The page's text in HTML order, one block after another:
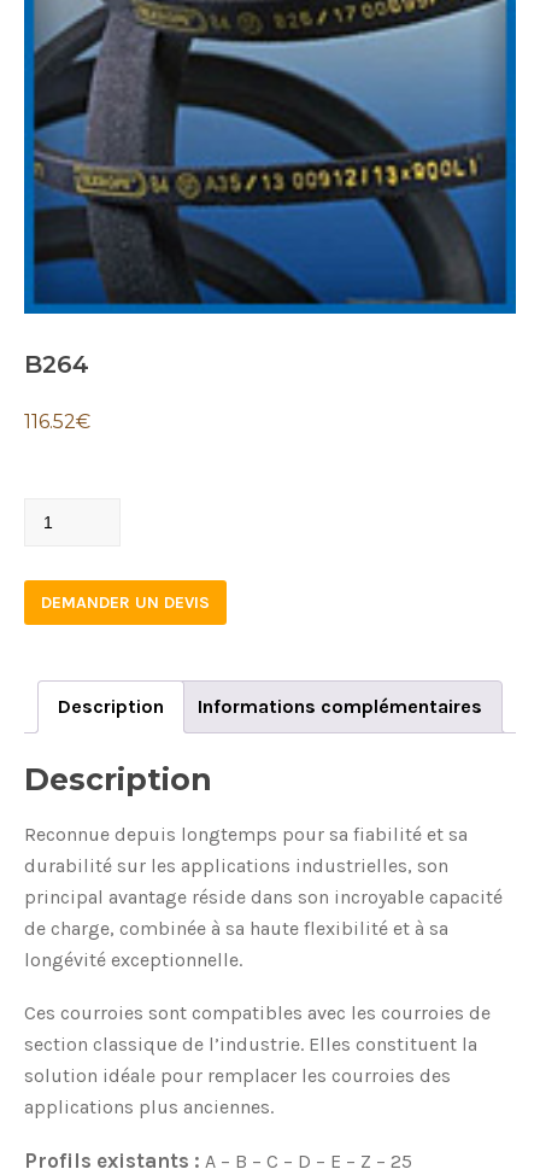
B264
116.52€
B264
DEMANDER UN DEVIS
Description Informations complémentaires
Description
Reconnue depuis longtemps pour sa fiabilité et sa
durabilité sur les applications industrielles, son
principal avantage réside dans son incroyable capacité
de charge, combinée à sa haute flexibilité et à sa
longévité exceptionnelle.
Ces courroies sont compatibles avec les courroies de
section classique de l’industrie. Elles constituent la
solution idéale pour remplacer les courroies des
applications plus anciennes.
Profils existants : A – B – C – D – E – Z – 25